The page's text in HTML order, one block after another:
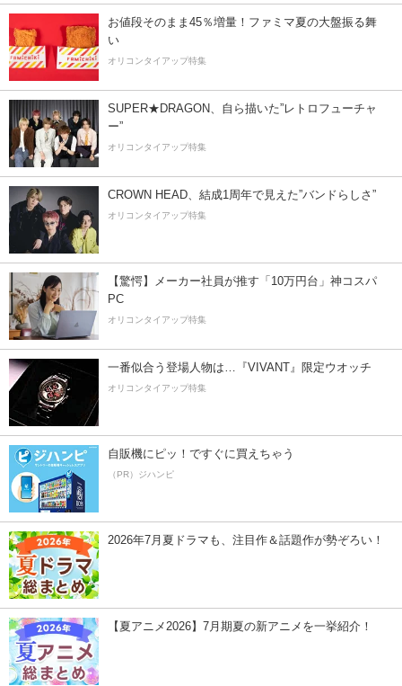
お値段そのまま45％増量！ファミマ夏の大盤振る舞
い
オリコンタイアップ特集
SUPER★DRAGON、自ら描いた”レトロフューチャ
ー”
オリコンタイアップ特集
CROWN HEAD、結成1周年で見えた”バンドらしさ”
オリコンタイアップ特集
【驚愕】メーカー社員が推す「10万円台」神コスパ
PC
オリコンタイアップ特集
一番似合う登場人物は…『VIVANT』限定ウオッチ
オリコンタイアップ特集
自販機にピッ！ですぐに買えちゃう
（PR）ジハンピ
2026年7月夏ドラマも、注目作＆話題作が勢ぞろい！
【夏アニメ2026】7月期夏の新アニメを一挙紹介！